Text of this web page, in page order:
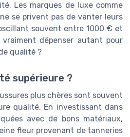
Les marques de luxe comme
ne se privent pas de vanter leurs
souvent entre 1000 € et
dépenser autant pour
qualité ?
supérieure ?
plus chères sont souvent
qualité. En investissant dans
avec de bons matériaux,
fleur provenant de tanneries